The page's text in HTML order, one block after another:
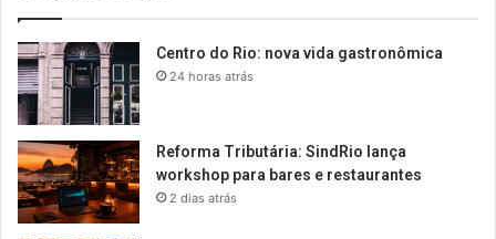
Centro do Rio: nova vida gastronômica
24 horas atrás
Reforma Tributária: SindRio lança
workshop para bares e restaurantes
2 dias atrás